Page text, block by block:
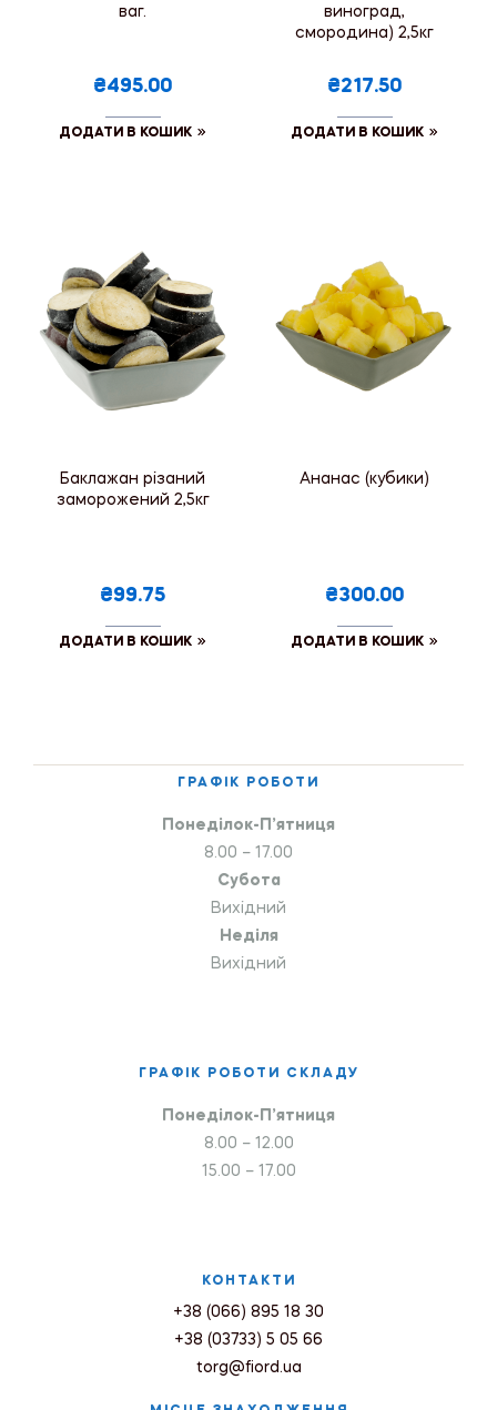
ваг.
₴495.00
ДОДАТИ В КОШИК
виноград,
смородина) 2,5кг
₴217.50
ДОДАТИ В КОШИК
Баклажан різаний
заморожений 2,5кг
₴99.75
ДОДАТИ В КОШИК
Ананас (кубики)
₴300.00
ДОДАТИ В КОШИК
ГРАФІК РОБОТИ
Понеділок-П’ятниця
8.00 – 17.00
Субота
Вихідний
Неділя
Вихідний
ГРАФІК РОБОТИ СКЛАДУ
Понеділок-П’ятниця
8.00 – 12.00
15.00 – 17.00
КОНТАКТИ
+38 (066) 895 18 30
+38 (03733) 5 05 66
torg@fiord.ua